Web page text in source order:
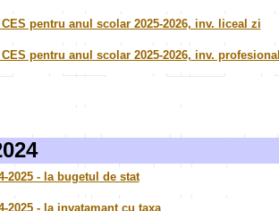
pentru anul scolar 2025-2026, inv. liceal zi
pentru anul scolar 2025-2026, inv. profesional
2025 - la bugetul de stat
- la invatamant cu taxa